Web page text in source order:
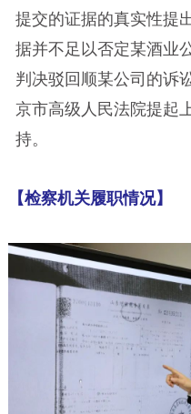
提交的证据的真实性提
据并不足以否定某酒业
判决驳回顺某公司的诉
京市高级人民法院提起
持。
【检察机关履职情况】